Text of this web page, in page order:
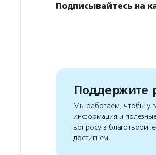
Подписывайтесь на
Поддержите
Мы работаем, чтобы у
информация и
вопросу в
достигнем